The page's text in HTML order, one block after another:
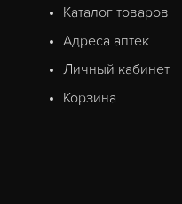
Каталог товаров
Адреса аптек
Личный кабинет
Корзина